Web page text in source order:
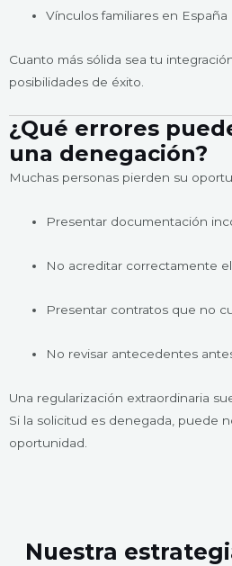
Vínculos familiares en España
Cuanto más sólida sea tu
posibilidades de éxito.
¿Qué errores
una denegación?
Muchas personas pierden su
Presentar documentación
No acreditar correctamente
Presentar contratos que no
No revisar antecedentes
Una regularización extraordinaria
Si la solicitud es denegada, puede
oportunidad.
Nuestra